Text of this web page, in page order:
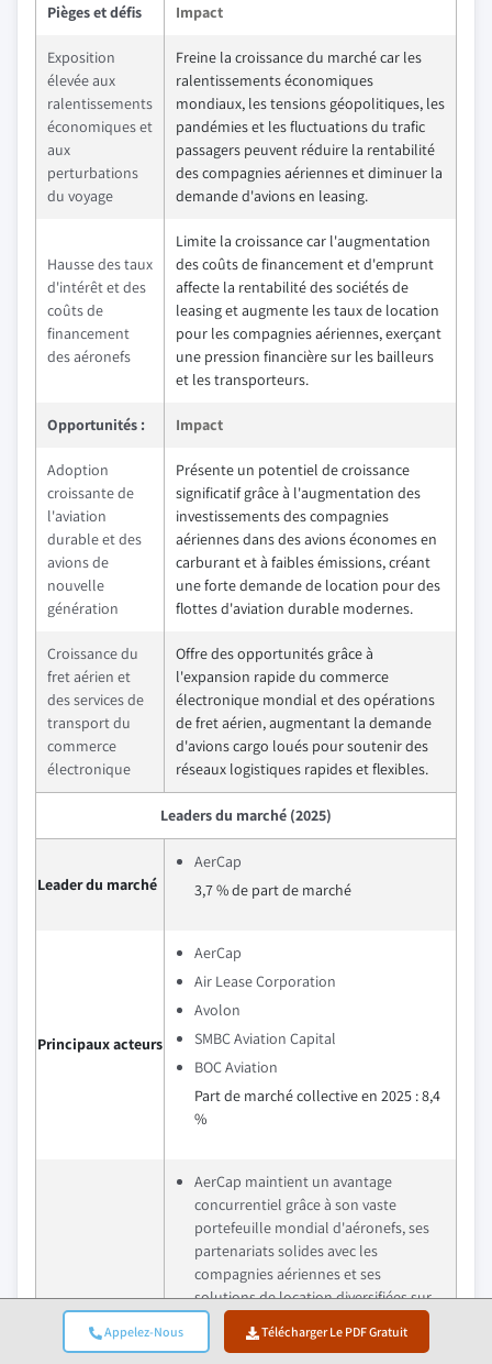
Appelez-Nous Télécharger Le PDF Gratuit
Pièges et défis Impact
Exposition
élevée aux
ralentissements
économiques et
aux
perturbations
du voyage
Freine la croissance du marché car les
ralentissements économiques
mondiaux, les tensions géopolitiques, les
pandémies et les fluctuations du trafic
passagers peuvent réduire la rentabilité
des compagnies aériennes et diminuer la
demande d'avions en leasing.
Hausse des taux
d'intérêt et des
coûts de
financement
des aéronefs
Limite la croissance car l'augmentation
des coûts de financement et d'emprunt
affecte la rentabilité des sociétés de
leasing et augmente les taux de location
pour les compagnies aériennes, exerçant
une pression financière sur les bailleurs
et les transporteurs.
Opportunités : Impact
Adoption
croissante de
l'aviation
durable et des
avions de
nouvelle
génération
Présente un potentiel de croissance
significatif grâce à l'augmentation des
investissements des compagnies
aériennes dans des avions économes en
carburant et à faibles émissions, créant
une forte demande de location pour des
flottes d'aviation durable modernes.
Croissance du
fret aérien et
des services de
transport du
commerce
électronique
Offre des opportunités grâce à
l'expansion rapide du commerce
électronique mondial et des opérations
de fret aérien, augmentant la demande
d'avions cargo loués pour soutenir des
réseaux logistiques rapides et flexibles.
Leaders du marché (2025)
Leader du marché
AerCap
3,7 % de part de marché
Principaux acteurs
AerCap
Air Lease Corporation
Avolon
SMBC Aviation Capital
BOC Aviation
Part de marché collective en 2025 : 8,4
%
AerCap maintient un avantage
concurrentiel grâce à son vaste
portefeuille mondial d'aéronefs, ses
partenariats solides avec les
compagnies aériennes et ses
solutions de location diversifiées sur
les marchés de l'aviation commerciale
et cargo.